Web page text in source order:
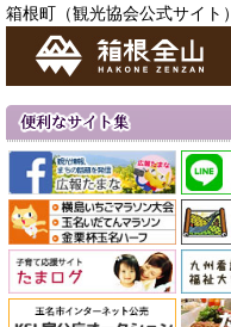
箱根町（観光協会公式サイト）